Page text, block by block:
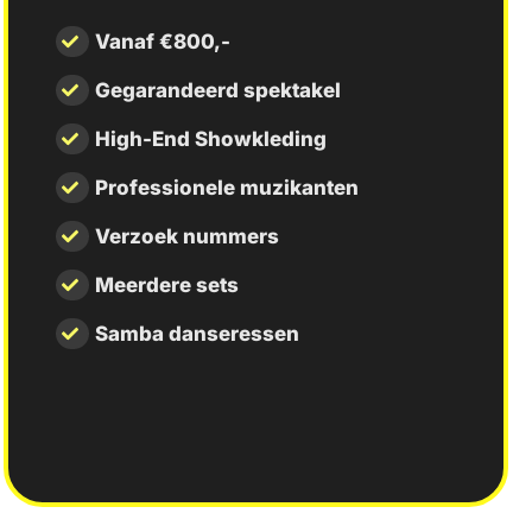
Vanaf €800,-
Gegarandeerd spektakel
High-End Showkleding
Professionele muzikanten
Verzoek nummers
Meerdere sets
Samba danseressen